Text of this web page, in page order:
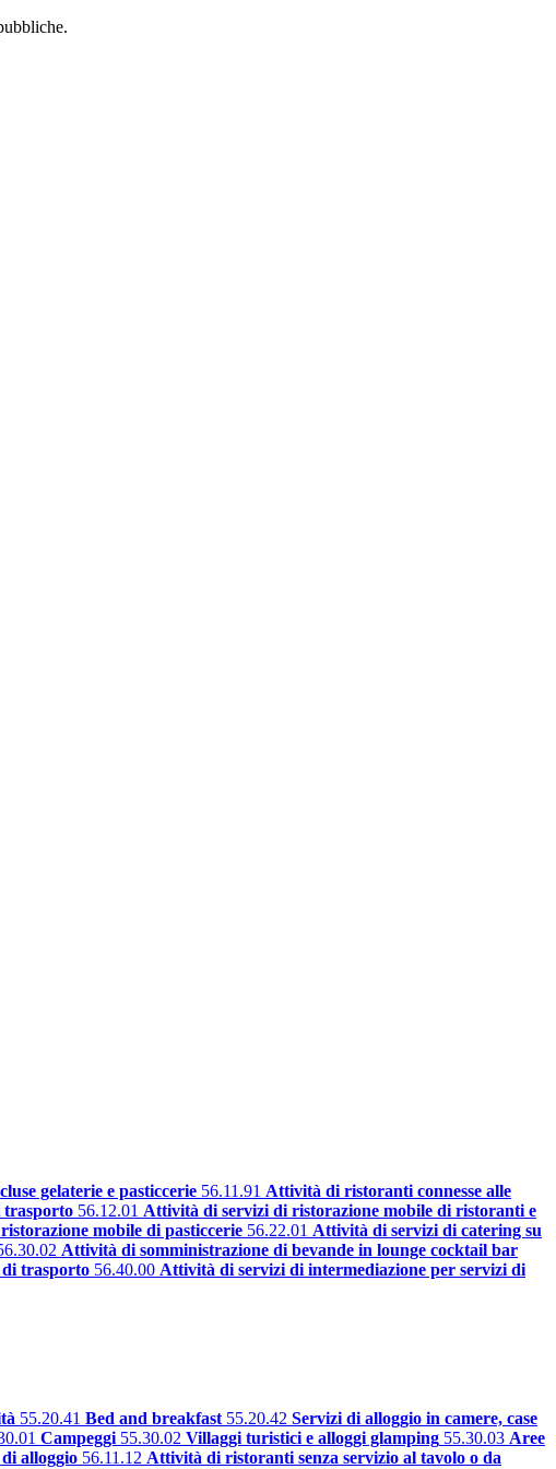
gelaterie e pasticcerie 56.11.91 Attività di ristoranti connesse alle
trasporto 56.12.01 Attività di servizi di ristorazione mobile di ristoranti e
mobile di pasticcerie 56.22.01 Attività di servizi di catering su
Attività di somministrazione di bevande in lounge cocktail bar
di trasporto 56.40.00 Attività di servizi di intermediazione per servizi di
55.20.41 Bed and breakfast 55.20.42 Servizi di alloggio in camere, case
Campeggi 55.30.02 Villaggi turistici e alloggi glamping 55.30.03 Aree
alloggio 56.11.12 Attività di ristoranti senza servizio al tavolo o da